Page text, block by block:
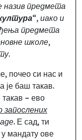
назив предмета
“, иако и
предмета
школе,
почео си нас и
је баш такав.
– ево
запослених
Е сад, ти
у мандату ове